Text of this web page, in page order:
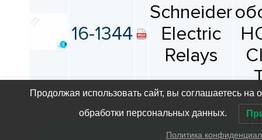
16-1344
Schneider
Electric
Relays
Продолжая использовать сайт, вы соглашаетесь на
обработки персональных данных.
Политика